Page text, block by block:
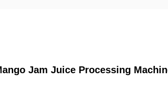
Jam Juice Processing